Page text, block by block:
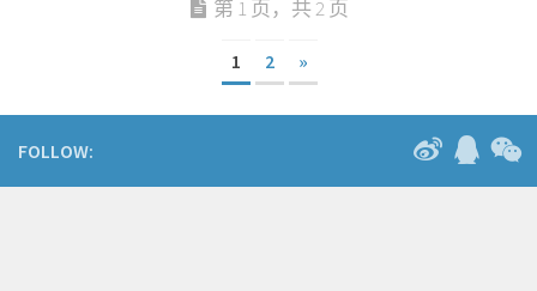
第 1 页，共 2 页
1 2 »
FOLLOW: